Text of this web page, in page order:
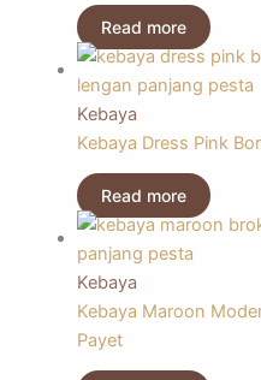
Read more
Kebaya
Kebaya Dress Pink
Read more
Kebaya
Kebaya Maroon
Payet